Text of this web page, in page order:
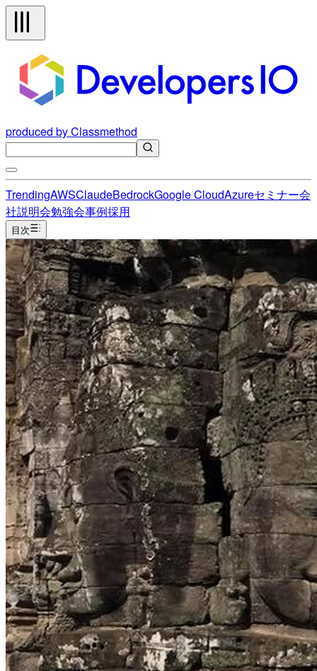
produced by Classmethod
TrendingAWSClaudeBedrockGoogle CloudAzureセミナー会
社説明会勉強会事例採用
目次